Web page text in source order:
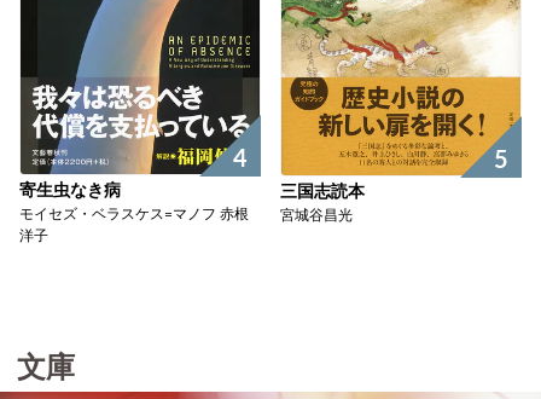
4
寄生虫なき病
モイセズ・ベラスケス=マノフ 赤根
洋子
5
三国志読本
宮城谷昌光
文庫